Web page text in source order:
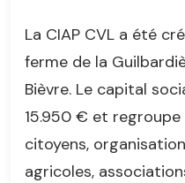
La CIAP CVL a été
ferme de la
Bièvre. Le capital
15.950 € et regroupe
citoyens,
agricoles,